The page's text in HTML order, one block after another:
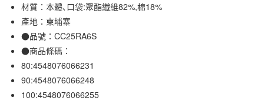
合作金庫商業銀行
第一商業銀行
華南商業銀行
上海商業儲蓄銀行
臺灣中小企業銀行
匯豐（台灣）商業銀行
聯邦商業銀行
元大商業銀行
超商取貨付款
LINE Pay
Apple Pay
街口支付
悠遊付
材質：本體､口袋:聚酯纖維82%,棉18%
產地：柬埔寨
●品號：CC25RA6S
●商品條碼：
80:4548076066231
90:4548076066248
100:4548076066255